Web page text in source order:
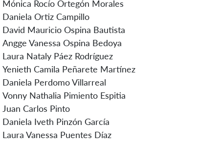
Mónica Rocío Ortegón Morales
Daniela Ortiz Campillo
David Mauricio Ospina Bautista
Angge Vanessa Ospina Bedoya
Laura Nataly Páez Rodríguez
Yenieth Camila Peñarete Martínez
Daniela Perdomo Villarreal
Vonny Nathalia Pimiento Espitia
Juan Carlos Pinto
Daniela Iveth Pinzón García
Laura Vanessa Puentes Díaz